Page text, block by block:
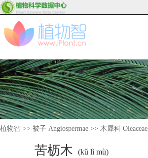
植物智 >> 被子 Angiospermae >> 木犀科 Oleaceae
苦枥木 (kǔ lì mù)